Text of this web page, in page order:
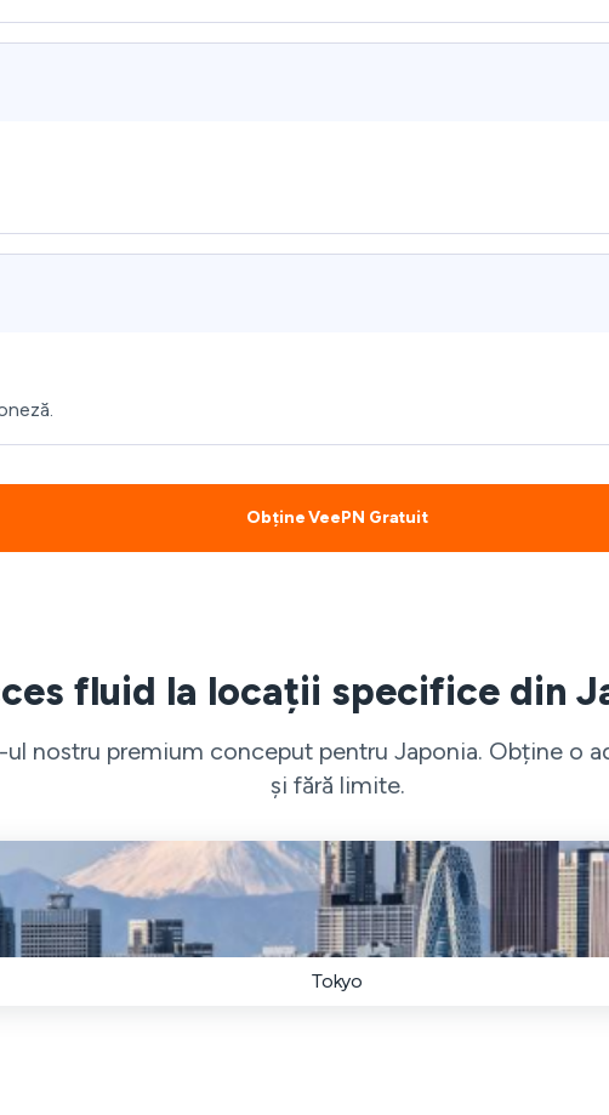
Obține VeePN Gratuit
fluid la locații specifice din
nostru premium conceput pentru Japonia. Obține o
și fără limite.
Tokyo